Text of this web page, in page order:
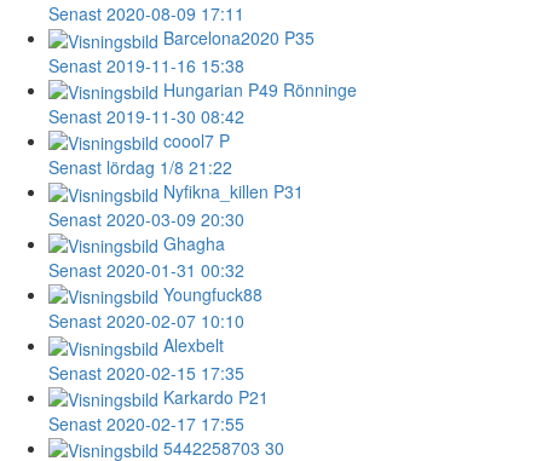
Senast 2020-08-09 17:11
Barcelona2020 P35
Senast 2019-11-16 15:38
Hungarian P49 Rönninge
Senast 2019-11-30 08:42
coool7 P
Senast lördag 1/8 21:22
Nyfikna_killen P31
Senast 2020-03-09 20:30
Ghagha
Senast 2020-01-31 00:32
Youngfuck88
Senast 2020-02-07 10:10
Alexbelt
Senast 2020-02-15 17:35
Karkardo P21
Senast 2020-02-17 17:55
5442258703 30